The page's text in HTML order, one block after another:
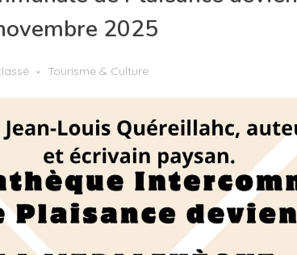
2025
Tourisme & Culture